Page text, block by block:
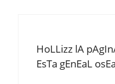
HoLLizz lA
EsTa gEnEaL